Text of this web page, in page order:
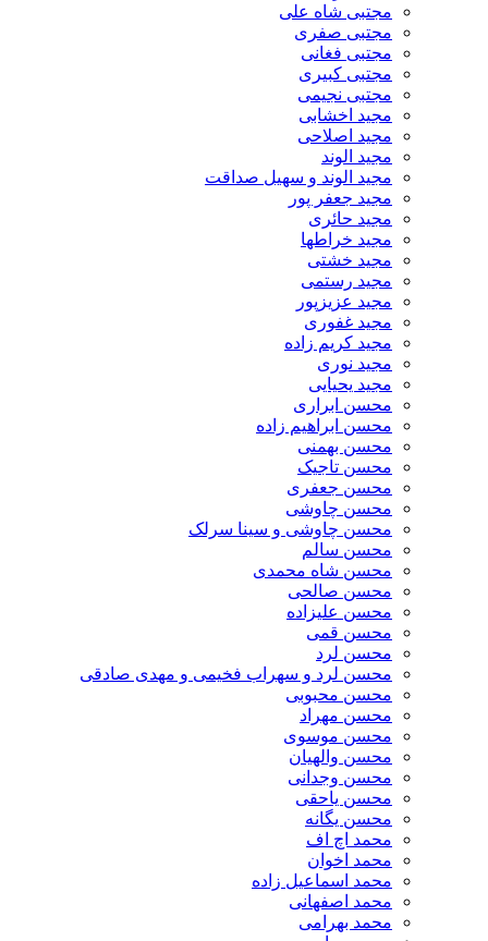
مجتبی شاه علی
مجتبی صفری
مجتبی فغانی
مجتبی کبیری
مجتبی نجیمی
مجید اخشابی
مجید اصلاحی
مجید الوند‎
مجید الوند و سهیل صداقت
مجید جعفر پور
مجید حائری
مجید خراطها
مجید خشتی
مجید رستمی
مجید عزیزپور
مجید غفوری
مجید کریم زاده
مجید نوری
مجید یحیایی
محسن ابراری
محسن ابراهیم زاده
محسن بهمنی
محسن تاجیک
محسن جعفری
محسن چاوشی
محسن چاوشی و سینا سرلک
محسن سالم
محسن شاه محمدی
محسن صالحی
محسن علیزاده
محسن قمی
محسن لرد
محسن لرد و سهراب فخیمی و مهدی صادقی
محسن محبوبی
محسن مهراد
محسن موسوی
محسن والهیان
محسن وجدانی
محسن یاحقی
محسن یگانه
محمد اچ اف
محمد اخوان
محمد اسماعیل زاده
محمد اصفهانی
محمد بهرامی